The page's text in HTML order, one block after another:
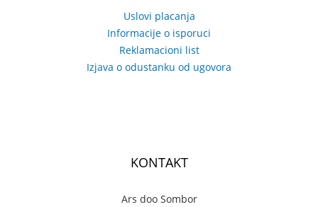
Uslovi placanja
Informacije o isporuci
Reklamacioni list
Izjava o odustanku od ugovora
KONTAKT
Ars doo Sombor